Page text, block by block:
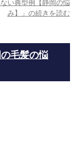
い典型例【静岡の悩
み】」の続きを読む
毛髪の悩